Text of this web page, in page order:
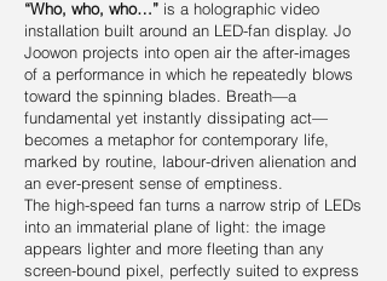
“Who, who, who…” is a holographic video
installation built around an LED-fan display. Jo
Joowon projects into open air the after-images
of a performance in which he repeatedly blows
toward the spinning blades. Breath—a
fundamental yet instantly dissipating act—
becomes a metaphor for contemporary life,
marked by routine, labour-driven alienation and
an ever-present sense of emptiness.
The high-speed fan turns a narrow strip of LEDs
into an immaterial plane of light: the image
appears lighter and more fleeting than any
screen-bound pixel, perfectly suited to express